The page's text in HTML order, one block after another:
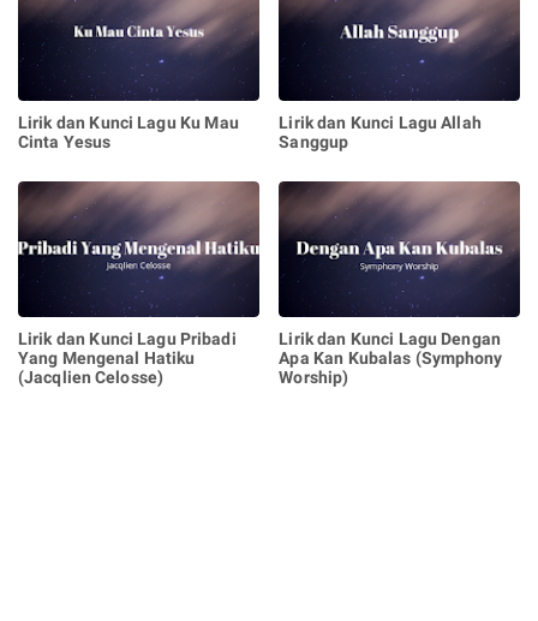
Lirik dan Kunci Lagu Ku Mau
Cinta Yesus
Lirik dan Kunci Lagu Allah
Sanggup
Lirik dan Kunci Lagu Pribadi
Yang Mengenal Hatiku
(Jacqlien Celosse)
Lirik dan Kunci Lagu Dengan
Apa Kan Kubalas (Symphony
Worship)